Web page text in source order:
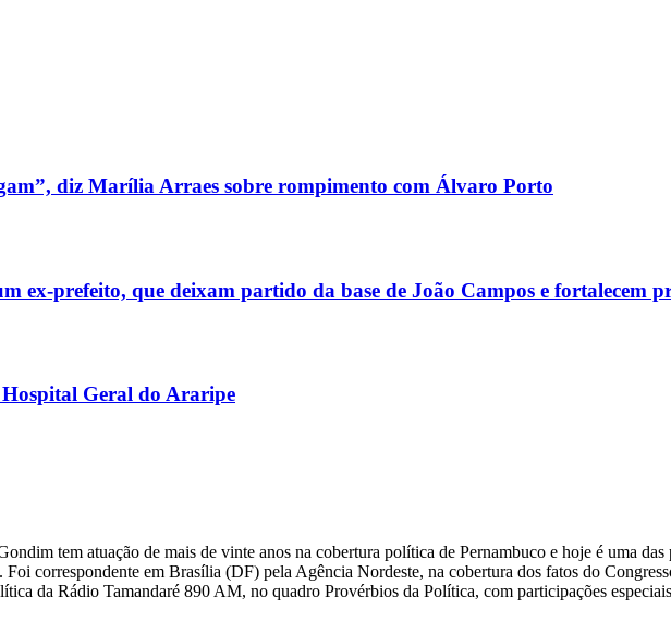
diz Marília Arraes sobre rompimento com Álvaro Porto
ex-prefeito, que deixam partido da base de João Campos e fortalecem
Geral do Araripe
tem atuação de mais de vinte anos na cobertura política de Pernambuco e hoje é uma
Foi correspondente em Brasília (DF) pela Agência Nordeste, na cobertura dos fatos do
da Rádio Tamandaré 890 AM, no quadro Provérbios da Política, com participações